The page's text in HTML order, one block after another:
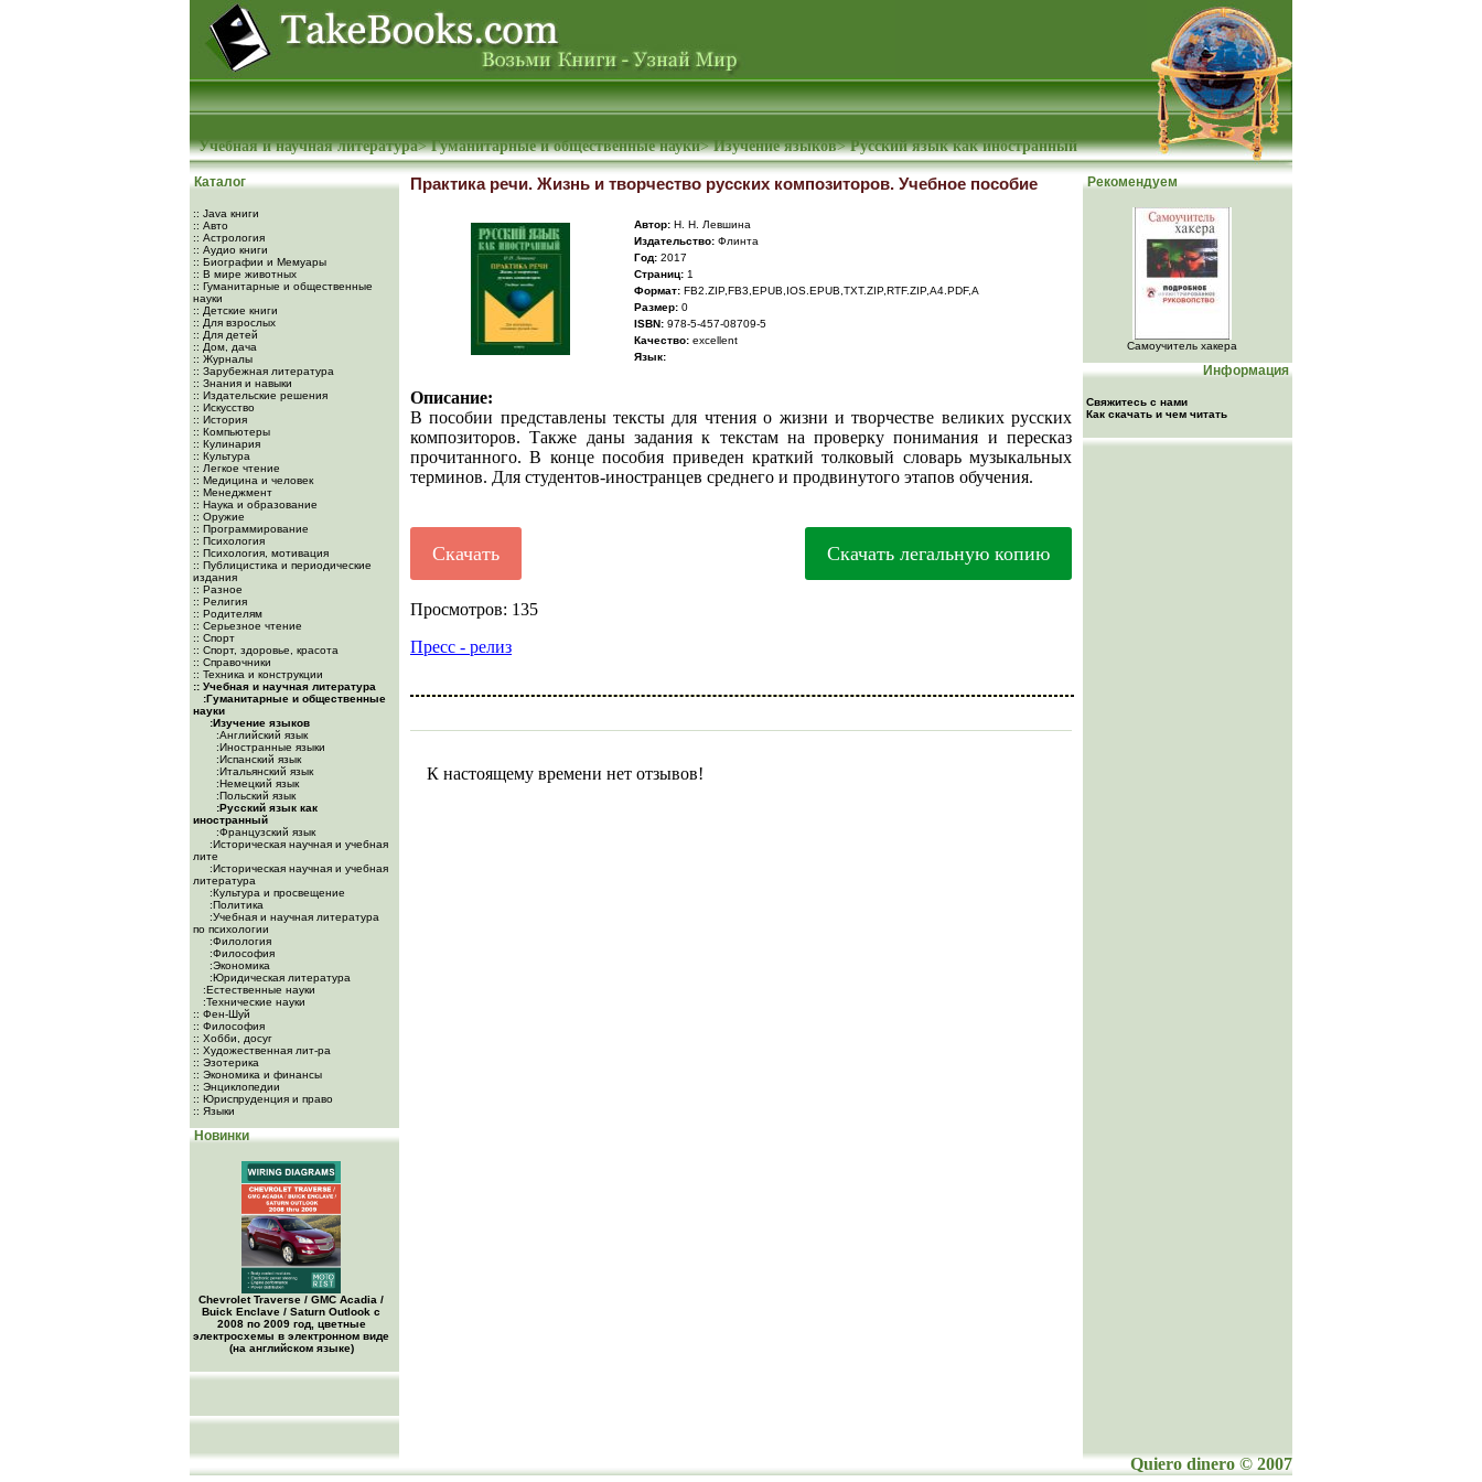
Учебная и научная литература>Гуманитарные и общественные науки>Изучение языков>Русский язык как иностранный
Каталог
:: Java книги
:: Авто
:: Астрология
:: Аудио книги
:: Биографии и Мемуары
:: В мире животных
:: Гуманитарные и общественные
науки
:: Детские книги
:: Для взрослых
:: Для детей
:: Дом, дача
:: Журналы
:: Зарубежная литература
:: Знания и навыки
:: Издательские решения
:: Искусство
:: История
:: Компьютеры
:: Кулинария
:: Культура
:: Легкое чтение
:: Медицина и человек
:: Менеджмент
:: Наука и образование
:: Оружие
:: Программирование
:: Психология
:: Психология, мотивация
:: Публицистика и периодические
издания
:: Разное
:: Религия
:: Родителям
:: Серьезное чтение
:: Спорт
:: Спорт, здоровье, красота
:: Справочники
:: Техника и конструкции
:: Учебная и научная литература
:Гуманитарные и общественные
науки
:Изучение языков
:Английский язык
:Иностранные языки
:Испанский язык
:Итальянский язык
:Немецкий язык
:Польский язык
:Русский язык как
иностранный
:Французский язык
:Историческая научная и учебная
лите
:Историческая научная и учебная
литература
:Культура и просвещение
:Политика
:Учебная и научная литература
по психологии
:Филология
:Философия
:Экономика
:Юридическая литература
:Естественные науки
:Технические науки
:: Фен-Шуй
:: Философия
:: Хобби, досуг
:: Художественная лит-ра
:: Эзотерика
:: Экономика и финансы
:: Энциклопедии
:: Юриспруденция и право
:: Языки
Новинки
Chevrolet Traverse / GMC Acadia /
Buick Enclave / Saturn Outlook с
2008 по 2009 год, цветные
электросхемы в электронном виде
(на английском языке)
Практика речи. Жизнь и творчество русских композиторов. Учебное пособие
Автор: Н. Н. Левшина
Издательство: Флинта
Год: 2017
Cтраниц: 1
Формат: FB2.ZIP,FB3,EPUB,IOS.EPUB,TXT.ZIP,RTF.ZIP,A4.PDF,A
Размер: 0
ISBN: 978-5-457-08709-5
Качество: excellent
Язык:
Описание:
В пособии представлены тексты для чтения о жизни и творчестве великих русских
композиторов. Также даны задания к текстам на проверку понимания и пересказ
прочитанного. В конце пособия приведен краткий толковый словарь музыкальных
терминов. Для студентов-иностранцев среднего и продвинутого этапов обучения.
Скачать Скачать легальную копию
Просмотров: 135
Пресс - релиз
К настоящему времени нет отзывов!
Рекомендуем
Самоучитель хакера
Информация
Свяжитесь с нами
Как скачать и чем читать
Quiero dinero © 2007